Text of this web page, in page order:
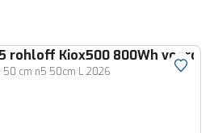
rohloff Kiox500 800Wh
50 cm n5 50cm L 2026